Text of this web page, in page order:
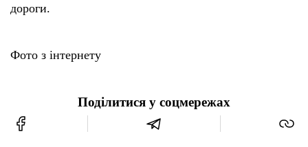
дороги.
Фото з інтернету
Поділитися у соцмережах